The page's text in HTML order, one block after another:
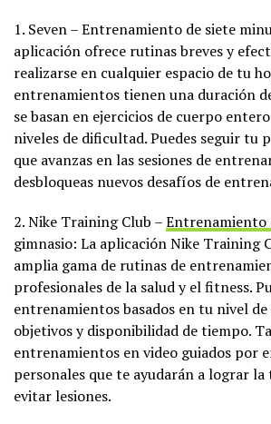
1. Seven – Entrenamiento de siete
aplicación ofrece rutinas breves y
realizarse en cualquier espacio de tu
entrenamientos tienen una duración
se basan en ejercicios de cuerpo
niveles de dificultad. Puedes seguir tu
que avanzas en las sesiones de
desbloqueas nuevos desafíos de
2. Nike Training Club –Entrenamiento
gimnasio: La aplicación Nike Training
amplia gama de rutinas de
profesionales de la salud y el fitness.
entrenamientos basados en tu nivel
objetivos y disponibilidad de tiempo.
entrenamientos en video guiados por
personales que te ayudarán a lograr
evitar lesiones.